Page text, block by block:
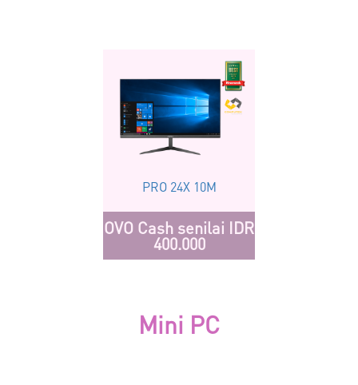
PRO 24X 10M
OVO Cash senilai IDR
400.000
Mini PC